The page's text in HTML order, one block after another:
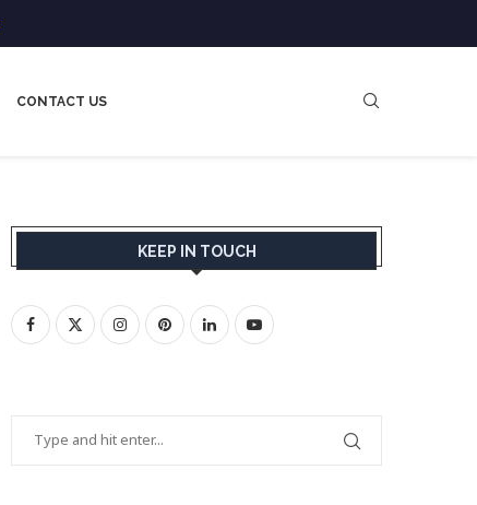
CONTACT US
KEEP IN TOUCH